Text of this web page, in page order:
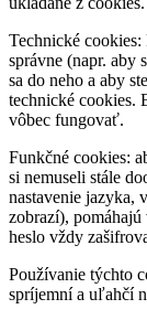
Technické
správne (napr.
sa do neho a aby
technické cookies.
vôbec fungovať.
Funkčné cookies:
si nemuseli stále
nastavenie jazyka,
zobrazí),
heslo vždy
Používanie týchto
spríjemní a uľahčí